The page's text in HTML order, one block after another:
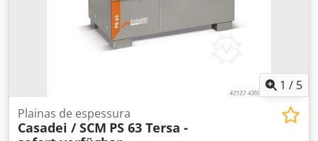
1 / 5
Plainas de espessura
Casadei / SCM PS 63 Tersa -